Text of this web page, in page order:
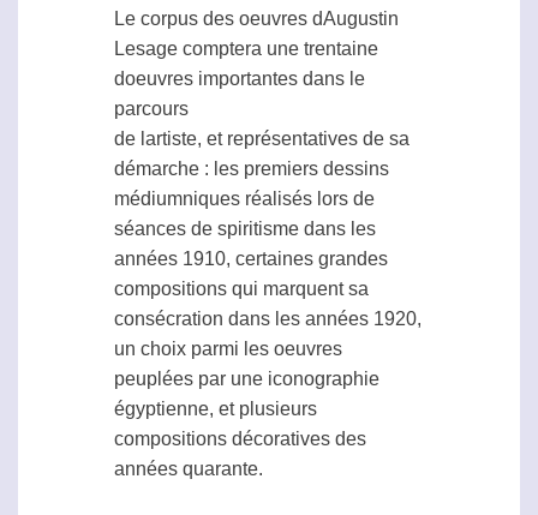
Le corpus des oeuvres dAugustin
Lesage comptera une trentaine
doeuvres importantes dans le
parcours
de lartiste, et représentatives de sa
démarche : les premiers dessins
médiumniques réalisés lors de
séances de spiritisme dans les
années 1910, certaines grandes
compositions qui marquent sa
consécration dans les années 1920,
un choix parmi les oeuvres
peuplées par une iconographie
égyptienne, et plusieurs
compositions décoratives des
années quarante.